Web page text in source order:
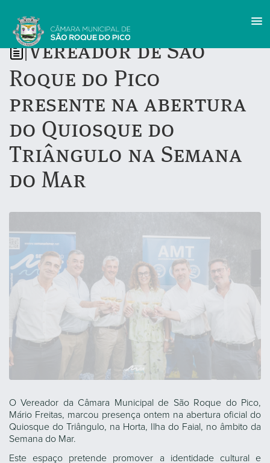
Vereador de São
Roque do Pico
presente na abertura
do Quiosque do
Triângulo na Semana
do Mar
O Vereador da Câmara Municipal de São Roque do Pico,
Mário Freitas, marcou presença ontem na abertura oficial do
Quiosque do Triângulo, na Horta, Ilha do Faial, no âmbito da
Semana do Mar.
Este espaço pretende promover a identidade cultural e